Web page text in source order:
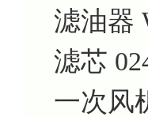
滤油器
滤芯
一次风